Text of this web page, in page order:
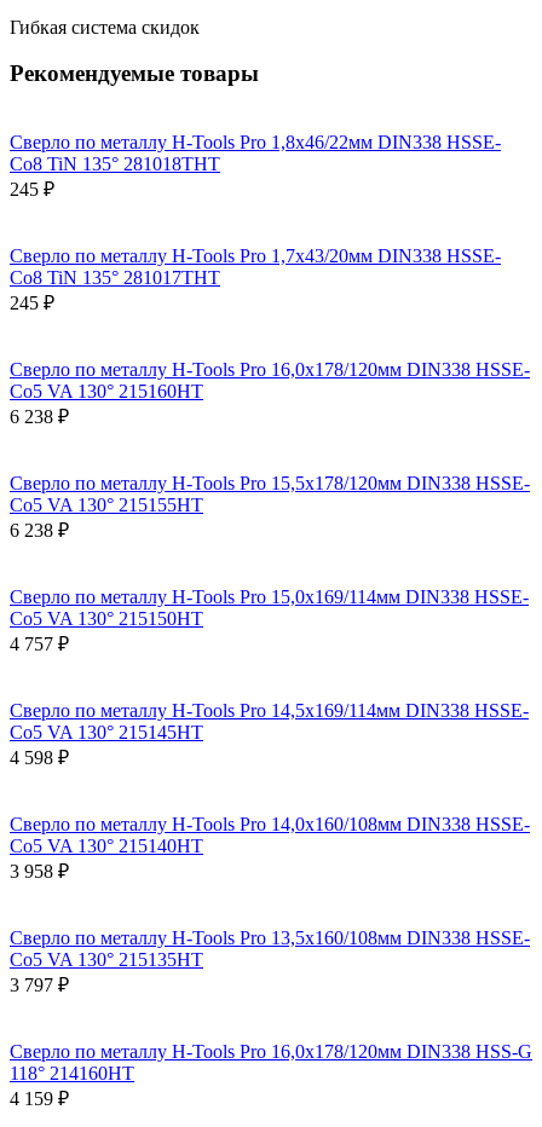
Гибкая система скидок
Рекомендуемые товары
Сверло по металлу H-Tools Pro 1,8x46/22мм DIN338 HSSE-
Co8 TiN 135° 281018THT
245 ₽
Сверло по металлу H-Tools Pro 1,7x43/20мм DIN338 HSSE-
Co8 TiN 135° 281017THT
245 ₽
Сверло по металлу H-Tools Pro 16,0x178/120мм DIN338 HSSE-
Co5 VA 130° 215160HT
6 238 ₽
Сверло по металлу H-Tools Pro 15,5x178/120мм DIN338 HSSE-
Co5 VA 130° 215155HT
6 238 ₽
Сверло по металлу H-Tools Pro 15,0x169/114мм DIN338 HSSE-
Co5 VA 130° 215150HT
4 757 ₽
Сверло по металлу H-Tools Pro 14,5x169/114мм DIN338 HSSE-
Co5 VA 130° 215145HT
4 598 ₽
Сверло по металлу H-Tools Pro 14,0x160/108мм DIN338 HSSE-
Co5 VA 130° 215140HT
3 958 ₽
Сверло по металлу H-Tools Pro 13,5x160/108мм DIN338 HSSE-
Co5 VA 130° 215135HT
3 797 ₽
Сверло по металлу H-Tools Pro 16,0x178/120мм DIN338 HSS-G
118° 214160HT
4 159 ₽